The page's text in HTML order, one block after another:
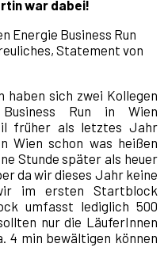
war dabei!
Energie Business Run
Statement von
haben sich zwei Kollegen
Run in Wien
früher als letztes Jahr
Wien schon was heißen
Stunde später als heuer
da wir dieses Jahr keine
im ersten Startblock
umfasst lediglich 500
nur die LäuferInnen
4 min bewältigen können